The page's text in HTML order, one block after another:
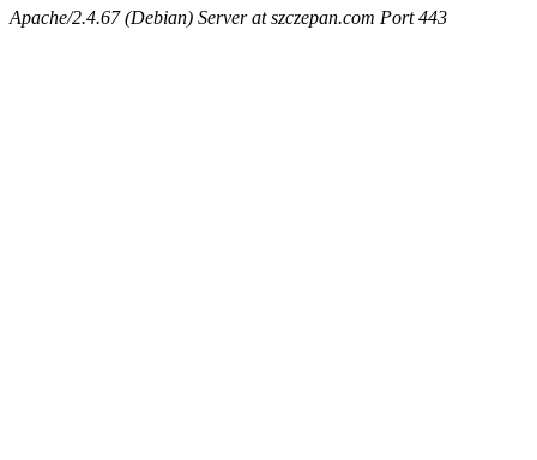
Apache/2.4.67 (Debian) Server at szczepan.com Port 443